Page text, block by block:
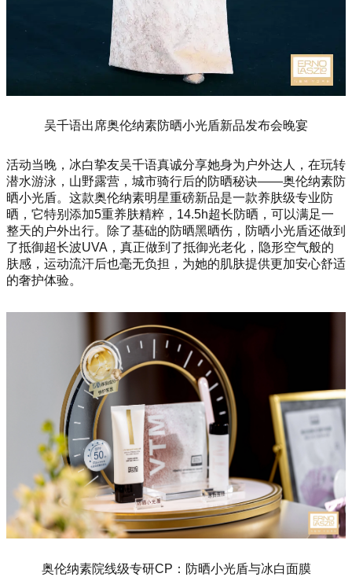
吴千语出席奥伦纳素防晒小光盾新品发布会晚宴
活动当晚，冰白挚友吴千语真诚分享她身为户外达人，在玩转
潜水游泳，山野露营，城市骑行后的防晒秘诀——奥伦纳素防
晒小光盾。这款奥伦纳素明星重磅新品是一款养肤级专业防
晒，它特别添加5重养肤精粹，14.5h超长防晒，可以满足一
整天的户外出行。除了基础的防晒黑晒伤，防晒小光盾还做到
了抵御超长波UVA，真正做到了抵御光老化，隐形空气般的
肤感，运动流汗后也毫无负担，为她的肌肤提供更加安心舒适
的奢护体验。
奥伦纳素院线级专研CP：防晒小光盾与冰白面膜